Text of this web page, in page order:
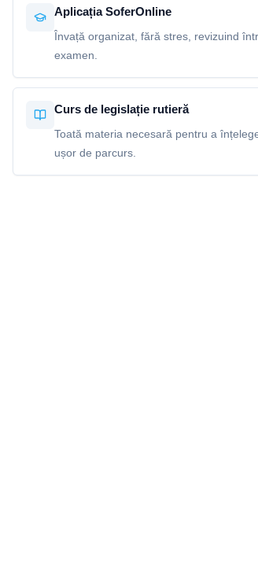
Aplicația SoferOnline
Învață organizat, fără stres, revizuind
examen.
Curs de legislație rutieră
Toată materia necesară pentru a
ușor de parcurs.